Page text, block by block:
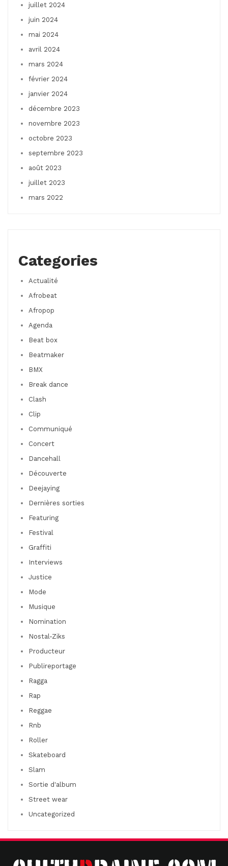
juillet 2024
juin 2024
mai 2024
avril 2024
mars 2024
février 2024
janvier 2024
décembre 2023
novembre 2023
octobre 2023
septembre 2023
août 2023
juillet 2023
mars 2022
Categories
Actualité
Afrobeat
Afropop
Agenda
Beat box
Beatmaker
BMX
Break dance
Clash
Clip
Communiqué
Concert
Dancehall
Découverte
Deejaying
Dernières sorties
Featuring
Festival
Graffiti
Interviews
Justice
Mode
Musique
Nomination
Nostal-Ziks
Producteur
Publireportage
Ragga
Rap
Reggae
Rnb
Roller
Skateboard
Slam
Sortie d'album
Street wear
Uncategorized